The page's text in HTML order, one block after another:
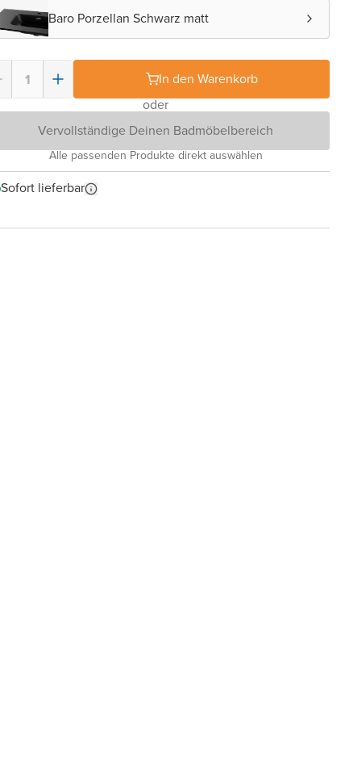
Baro Porzellan Schwarz matt
In den Warenkorb
oder
Vervollständige Deinen Badmöbelbereich
Alle passenden Produkte direkt auswählen
Sofort lieferbar